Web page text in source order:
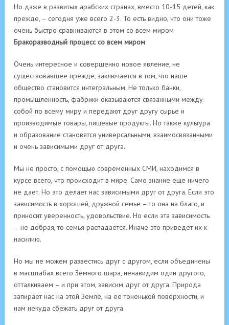
Но даже в развитых арабских странах, вместо 10-15 детей, как
прежде, – сегодня уже всего 2-3. То есть видно, что они тоже
очень быстро сравниваются в этом со всем миром
Бракоразводный процесс со всем миром
Очень интересное и совершенно новое явление, не
существовавшее прежде, заключается в том, что наше
общество становится интегральным. Не только банки,
промышленность, фабрики оказываются связанными между
собой по всему миру и передают друг другу сырье и
производимые товары, пищевые продукты. Но также культура
и образование становятся универсальными, взаимосвязанными
и очень зависимыми друг от друга.
Мы не просто, с помощью современных СМИ, находимся в
курсе всего, что происходит в мире. Само знание еще ничего
не дает. Но это делает нас зависимыми друг от друга. Если это
зависимость в хорошей, дружной семье – то она на благо, и
приносит уверенность, удовольствие. Но если эта зависимость
– не добрая, то семья распадается. Иначе это приведет их к
насилию.
Но мы не можем развестись друг с другом, если объединены
в масштабах всего Земного шара, ненавидим один другого,
отталкиваем – и при этом, зависим друг от друга. Природа
запирает нас на этой Земле, на ее тоненькой поверхности, и
нам некуда сбежать друг от друга.